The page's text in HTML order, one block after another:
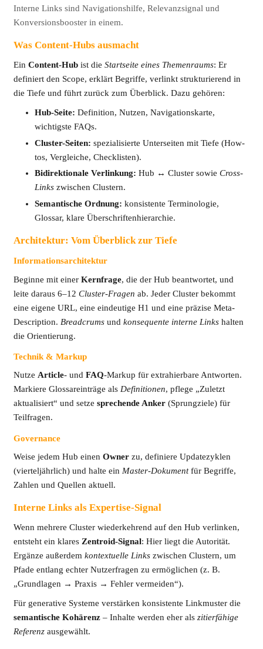
Interne Links sind Navigationshilfe, Relevanzsignal und
Konversionsbooster in einem.
Was Content-Hubs ausmacht
Ein Content-Hubist die Startseite eines Themenraums: Er
definiert den Scope, erklärt Begriffe, verlinkt strukturierend in
die Tiefe und führt zurück zum Überblick. Dazu gehören:
Hub-Seite: Definition, Nutzen, Navigationskarte,
wichtigste FAQs.
Cluster-Seiten: spezialisierte Unterseiten mit Tiefe (How-
tos, Vergleiche, Checklisten).
Bidirektionale Verlinkung: Hub ↔ Cluster sowie Cross-
Linkszwischen Clustern.
Semantische Ordnung: konsistente Terminologie,
Glossar, klare Überschriftenhierarchie.
Architektur: Vom Überblick zur Tiefe
Informationsarchitektur
Beginne mit einer Kernfrage, die der Hub beantwortet, und
leite daraus 6–12 Cluster-Fragen ab. Jeder Cluster bekommt
eine eigene URL, eine eindeutige H1 und eine präzise Meta-
Description. Breadcrumsund konsequente interne Linkshalten
die Orientierung.
Technik & Markup
Nutze Article- und FAQ-Markup für extrahierbare Antworten.
Markiere Glossareinträge als Definitionen, pflege „Zuletzt
aktualisiert“ und setze sprechende Anker(Sprungziele) für
Teilfragen.
Governance
Weise jedem Hub einen Ownerzu, definiere Updatezyklen
(vierteljährlich) und halte ein Master-Dokumentfür Begriffe,
Zahlen und Quellen aktuell.
Interne Links als Expertise-Signal
Wenn mehrere Cluster wiederkehrend auf den Hub verlinken,
entsteht ein klares Zentroid-Signal: Hier liegt die Autorität.
Ergänze außerdem kontextuelle Linkszwischen Clustern, um
Pfade entlang echter Nutzerfragen zu ermöglichen (z. B.
„Grundlagen → Praxis → Fehler vermeiden“).
Für generative Systeme verstärken konsistente Linkmuster die
semantische Kohärenz– Inhalte werden eher als zitierfähige
Referenzausgewählt.